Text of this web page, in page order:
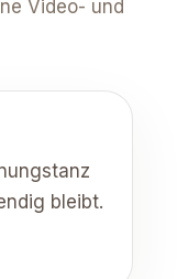
Video- und
bleibt.